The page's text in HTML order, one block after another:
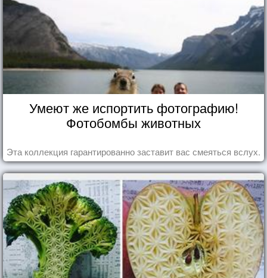
Умеют же испортить фотографию!
Фотобомбы животных
Эта коллекция гарантированно заставит вас смеяться вслух.